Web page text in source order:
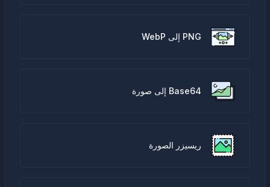
PNG إلى WebP
Base64 إلى صورة
ريسيزر الصورة